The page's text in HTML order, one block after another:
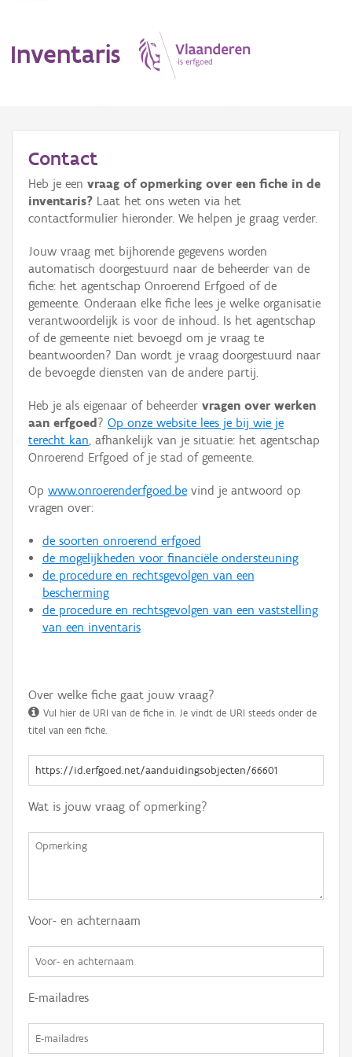
Inventaris
Erfgoedobject
Aanduidingsobject
Waarneming
Thema
Gebeurtenis
Persoon of collectief
Hergebruik
Aanmelden
Contact
Heb je een vraag of opmerking over een fiche in de
inventaris? Laat het ons weten via het
contactformulier hieronder. We helpen je graag verder.
Jouw vraag met bijhorende gegevens worden
automatisch doorgestuurd naar de beheerder van de
fiche: het agentschap Onroerend Erfgoed of de
gemeente. Onderaan elke fiche lees je welke organisatie
verantwoordelijk is voor de inhoud. Is het agentschap
of de gemeente niet bevoegd om je vraag te
beantwoorden? Dan wordt je vraag doorgestuurd naar
de bevoegde diensten van de andere partij.
Heb je als eigenaar of beheerder vragen over werken
aan erfgoed ? Op onze website lees je bij wie je
terecht kan, afhankelijk van je situatie: het agentschap
Onroerend Erfgoed of je stad of gemeente.
Op www.onroerenderfgoed.be vind je antwoord op
vragen over:
de soorten onroerend erfgoed
de mogelijkheden voor financiële ondersteuning
de procedure en rechtsgevolgen van een
bescherming
de procedure en rechtsgevolgen van een vaststelling
van een inventaris
Over welke fiche gaat jouw vraag?
Vul hier de URI van de fiche in. Je vindt de URI steeds onder de
titel van een fiche.
Wat is jouw vraag of opmerking?
Voor- en achternaam
E-mailadres